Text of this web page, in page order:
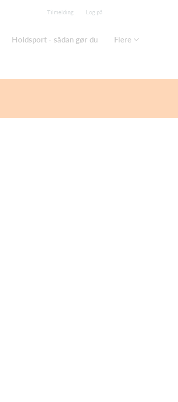
Tilmelding Log på
Holdsport - sådan gør du Flere